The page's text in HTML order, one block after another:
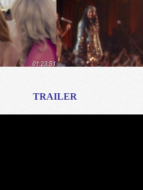
TRAILER